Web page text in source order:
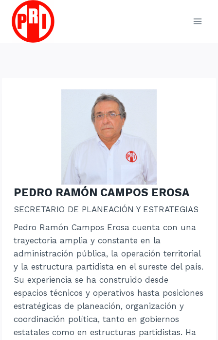
Skip
content
PEDRO RAMÓN CAMPOS EROSA
SECRETARIO DE PLANEACIÓN Y ESTRATEGIAS
Pedro Ramón Campos Erosa cuenta con una
trayectoria amplia y constante en la
administración pública, la operación territorial
y la estructura partidista en el sureste del país.
Su experiencia se ha construido desde
espacios técnicos y operativos hasta posiciones
estratégicas de planeación, organización y
coordinación política, tanto en gobiernos
estatales como en estructuras partidistas. Ha